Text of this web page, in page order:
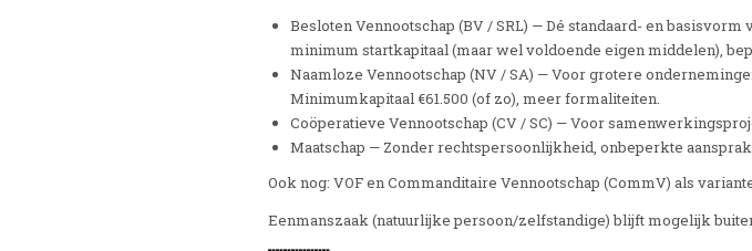
Besloten Vennootschap (BV / SRL) — Dé standaard- en
minimum startkapitaal (maar wel voldoende eigen middelen),
Naamloze Vennootschap (NV / SA) — Voor grotere
Minimumkapitaal €61.500 (of zo), meer formaliteiten.
Coöperatieve Vennootschap (CV / SC) — Voor
Maatschap — Zonder rechtspersoonlijkheid, onbeperkte
Ook nog: VOF en Commanditaire Vennootschap (CommV) als
Eenmanszaak (natuurlijke persoon/zelfstandige) blijft mogelijk